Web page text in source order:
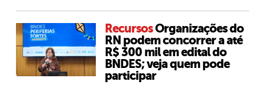
RecursosOrganizações do
RN podem concorrer a até
R$ 300 mil em edital do
BNDES; veja quem pode
participar